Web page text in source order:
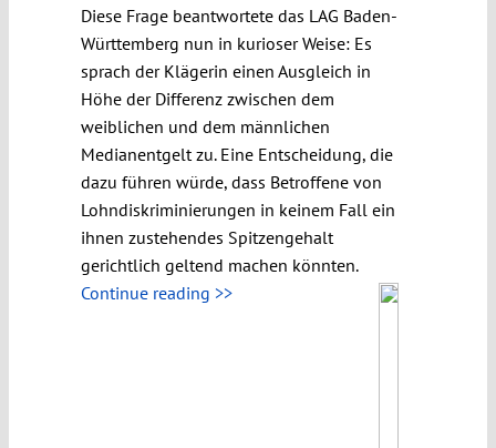
Diese Frage beantwortete das LAG Baden-
Württemberg nun in kurioser Weise: Es
sprach der Klägerin einen Ausgleich in
Höhe der Differenz zwischen dem
weiblichen und dem männlichen
Medianentgelt zu. Eine Entscheidung, die
dazu führen würde, dass Betroffene von
Lohndiskriminierungen in keinem Fall ein
ihnen zustehendes Spitzengehalt
gerichtlich geltend machen könnten.
Continue reading >>